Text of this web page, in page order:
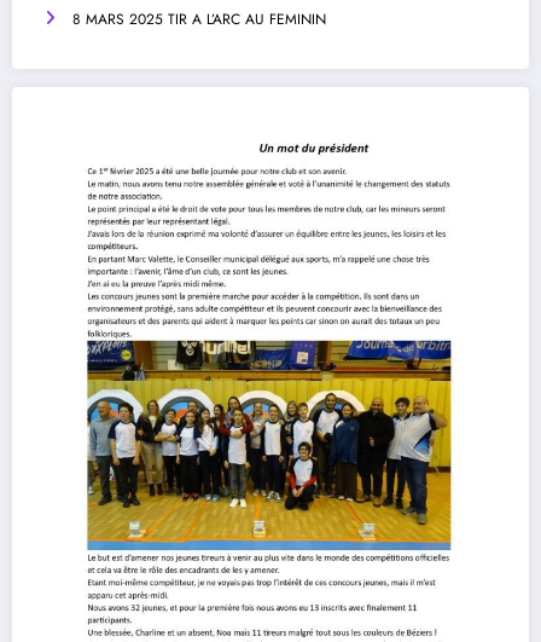
8 MARS 2025 TIR A L’ARC AU FEMININ